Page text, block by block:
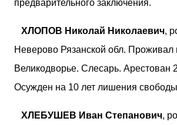
предварительного заключения.
ХЛОПОВ Николай Николаевич,
Неверово Рязанской обл. Проживал
Великодворье. Слесарь. Арестован
Осужден на 10 лет лишения
ХЛЕБУШЕВ Иван Степанович,